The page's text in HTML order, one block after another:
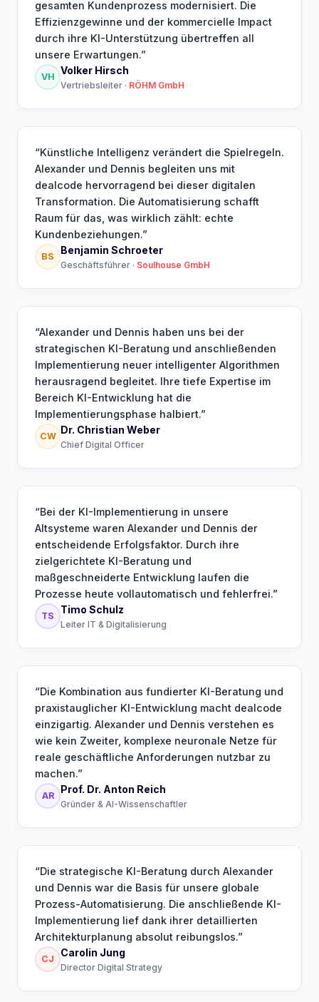
gesamten Kundenprozess modernisiert. Die
Effizienzgewinne und der kommercielle Impact
durch ihre KI-Unterstützung übertreffen all
unsere Erwartungen.”
VH
Volker Hirsch
Vertriebsleiter · RÖHM GmbH
“Künstliche Intelligenz verändert die Spielregeln.
Alexander und Dennis begleiten uns mit
dealcode hervorragend bei dieser digitalen
Transformation. Die Automatisierung schafft
Raum für das, was wirklich zählt: echte
Kundenbeziehungen.”
BS
Benjamin Schroeter
Geschäftsführer · Soulhouse GmbH
“Alexander und Dennis haben uns bei der
strategischen KI-Beratung und anschließenden
Implementierung neuer intelligenter Algorithmen
herausragend begleitet. Ihre tiefe Expertise im
Bereich KI-Entwicklung hat die
Implementierungsphase halbiert.”
CW
Dr. Christian Weber
Chief Digital Officer
“Bei der KI-Implementierung in unsere
Altsysteme waren Alexander und Dennis der
entscheidende Erfolgsfaktor. Durch ihre
zielgerichtete KI-Beratung und
maßgeschneiderte Entwicklung laufen die
Prozesse heute vollautomatisch und fehlerfrei.”
TS
Timo Schulz
Leiter IT & Digitalisierung
“Die Kombination aus fundierter KI-Beratung und
praxistauglicher KI-Entwicklung macht dealcode
einzigartig. Alexander und Dennis verstehen es
wie kein Zweiter, komplexe neuronale Netze für
reale geschäftliche Anforderungen nutzbar zu
machen.”
AR
Prof. Dr. Anton Reich
Gründer & AI-Wissenschaftler
“Die strategische KI-Beratung durch Alexander
und Dennis war die Basis für unsere globale
Prozess-Automatisierung. Die anschließende KI-
Implementierung lief dank ihrer detaillierten
Architekturplanung absolut reibungslos.”
CJ
Carolin Jung
Director Digital Strategy